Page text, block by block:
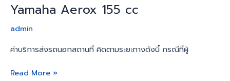
Yamaha Aerox 155 cc
admin
ค่าบริการส่งรถนอกสถานที่ คิดตามระยะทางดังนี้ กรณีที่ผู้
Read More »